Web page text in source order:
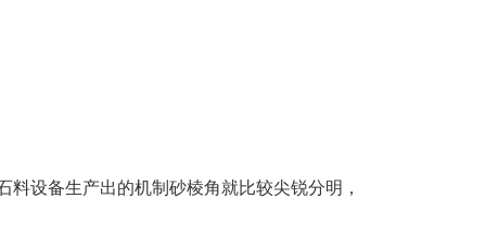
设备生产出的机制砂棱角就比较尖锐分明，